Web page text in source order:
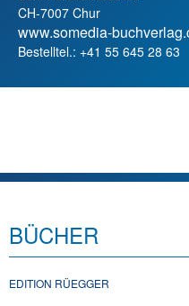
CH-7007 Chur
www.somedia-
Bestelltel.: +41 55 645 28 63
BÜCHER
EDITION RÜEGGER